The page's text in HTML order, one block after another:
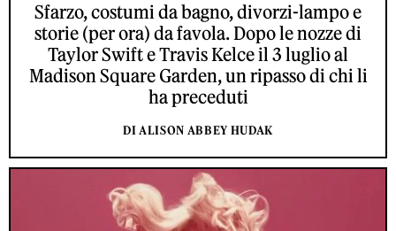
Sfarzo, costumi da bagno, divorzi-lampo e
storie (per ora) da favola. Dopo le nozze di
Taylor Swift e Travis Kelce il 3 luglio al
Madison Square Garden, un ripasso di chi li
ha preceduti
DI ALISON ABBEY HUDAK